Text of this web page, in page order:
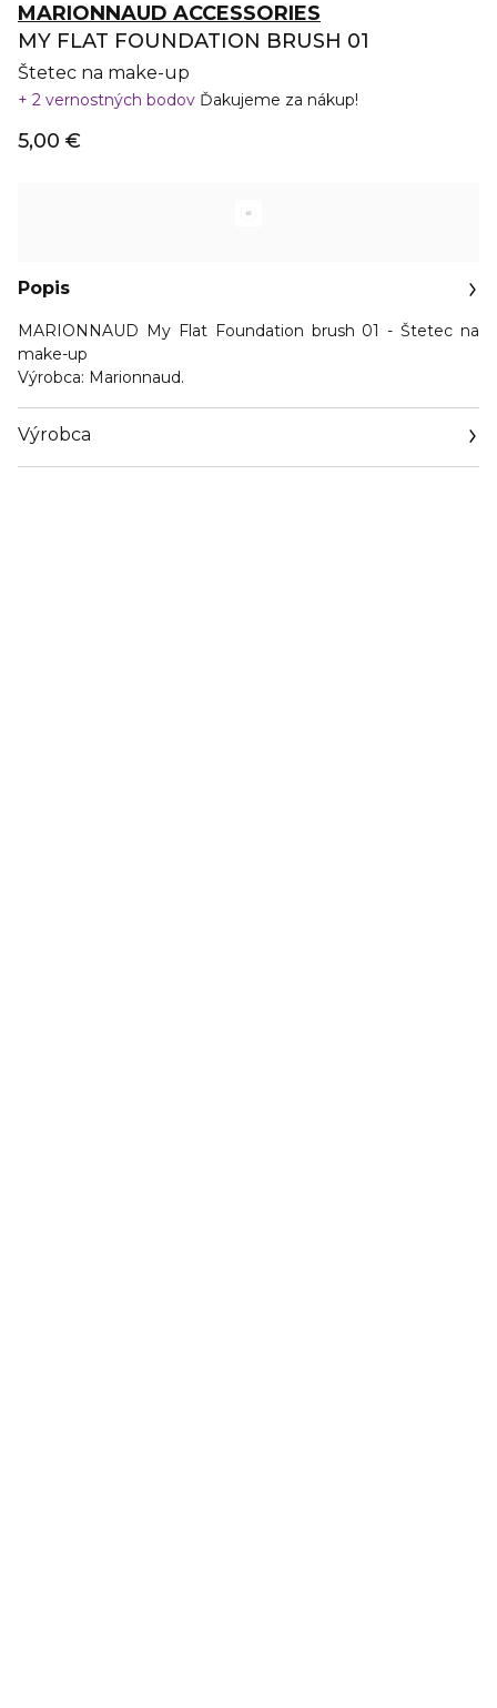
MARIONNAUD ACCESSORIES
MY FLAT FOUNDATION BRUSH 01
Štetec na make-up
2 vernostných bodov Ďakujeme za nákup!
5,00 €
Popis
MARIONNAUD My Flat Foundation brush 01 - Štetec na
make-up
Výrobca: Marionnaud.
Výrobca